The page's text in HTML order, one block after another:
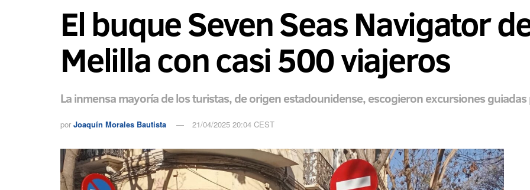
El buque Seven Seas Navigator
Melilla con casi 500 viajeros
La inmensa mayoría de los turistas, de origen estadounidense, escogieron excursiones
por Joaquín Morales Bautista 21/04/2025 20:04 CEST